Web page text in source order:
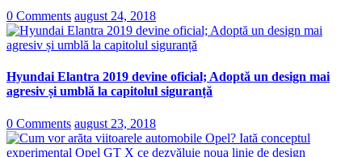
0 Comments august 24, 2018
Hyundai Elantra 2019 devine oficial; Adoptă un design mai
agresiv și umblă la capitolul siguranță
0 Comments august 23, 2018